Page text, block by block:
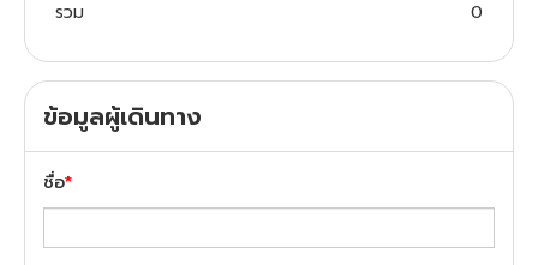
รวม
0
ข้อมูลผู้เดินทาง
ชื่อ*